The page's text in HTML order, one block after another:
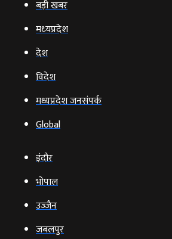
बड़ी खबर
मध्‍यप्रदेश
देश
विदेश
मध्यप्रदेश जनसंपर्क
Global
इंदौर
भोपाल
उज्‍जैन
जबलपुर